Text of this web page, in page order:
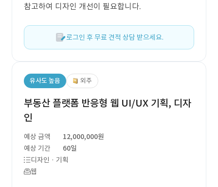
참고하여 디자인 개선이 필요합니다.
로그인 후 무료 견적 상담 받으세요.
유사도 높음 외주
부동산 플랫폼 반응형 웹 UI/UX 기획, 디자
인
예상 금액
12,000,000원
예상 기간
60일
디자인 · 기획
웹